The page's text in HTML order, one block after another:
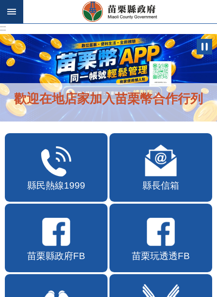
跳到主要內容區塊
:::
:::
歡迎在地店家加入苗栗幣合作行列
縣民熱線1999 縣長信箱
苗栗縣政府FB 苗栗玩透透FB